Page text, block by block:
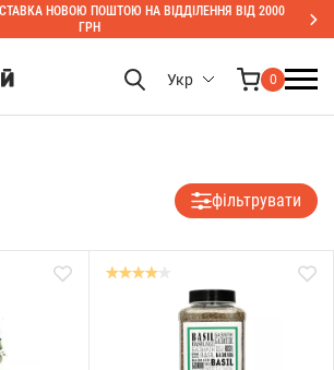
НОВОЮ ПОШТОЮ НА ВІДДІЛЕННЯ ВІД 2000
ГРН
Укр 0
фільтрувати